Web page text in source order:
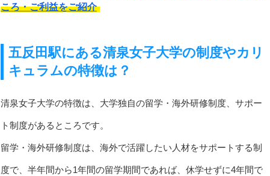
ころ・ご利益をご紹介
五反田駅にある清泉女子大学の制度やカリ
キュラムの特徴は？
清泉女子大学の特徴は、大学独自の留学・海外研修制度、サポー
ト制度があるところです。
留学・海外研修制度は、海外で活躍したい人材をサポートする制
度で、半年間から1年間の留学期間であれば、休学せずに4年間で